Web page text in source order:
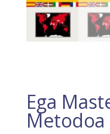
Ega
Metodoa